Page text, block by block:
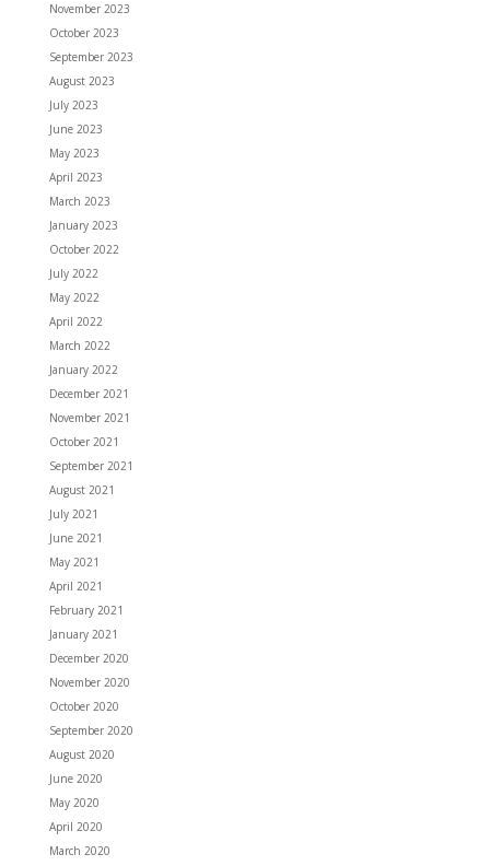
November 2023
October 2023
September 2023
August 2023
July 2023
June 2023
May 2023
April 2023
March 2023
January 2023
October 2022
July 2022
May 2022
April 2022
March 2022
January 2022
December 2021
November 2021
October 2021
September 2021
August 2021
July 2021
June 2021
May 2021
April 2021
February 2021
January 2021
December 2020
November 2020
October 2020
September 2020
August 2020
June 2020
May 2020
April 2020
March 2020